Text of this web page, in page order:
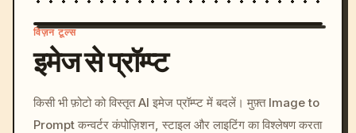
c, cyberpunk sunset, neon
colors, 8k --v 6.0
विज़न टूल्स
इमेज से प्रॉम्प्ट
किसी भी फ़ोटो को विस्तृत AI इमेज प्रॉम्प्ट में बदलें। मुफ़्त Image to
Prompt कन्वर्टर कंपोज़िशन, स्टाइल और लाइटिंग का विश्लेषण करता